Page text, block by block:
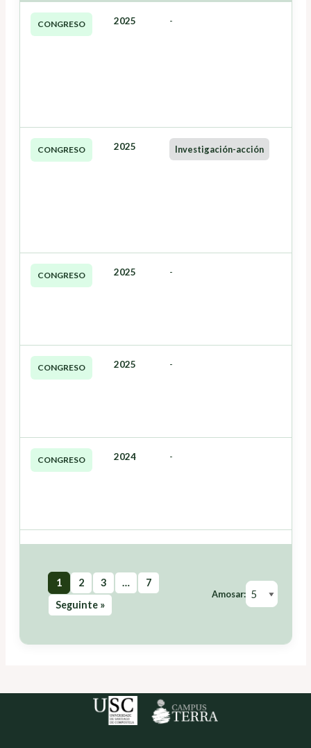
CONGRESO 2025 -
CONGRESO 2025 Investigación-acción
CONGRESO 2025 -
CONGRESO 2025 -
CONGRESO 2024 -
1 2 3 …
7
Seguinte »
Amosar: